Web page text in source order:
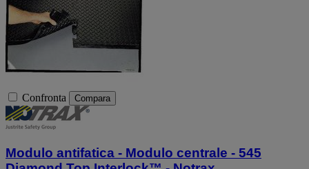
Confronta Compara
Modulo antifatica - Modulo centrale - 545